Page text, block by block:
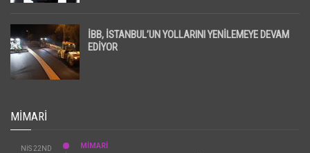
İBB, İSTANBUL’UN YOLLARINI YENİLEMEYE DEVAM
EDİYOR
MIMARI
NIS 22ND
MİMARİ